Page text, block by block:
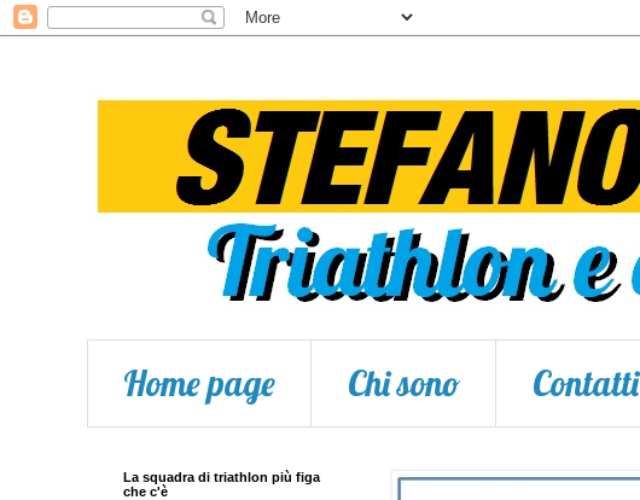
Home page Chi sono Contatti
La squadra di triathlon più figa
che c'è